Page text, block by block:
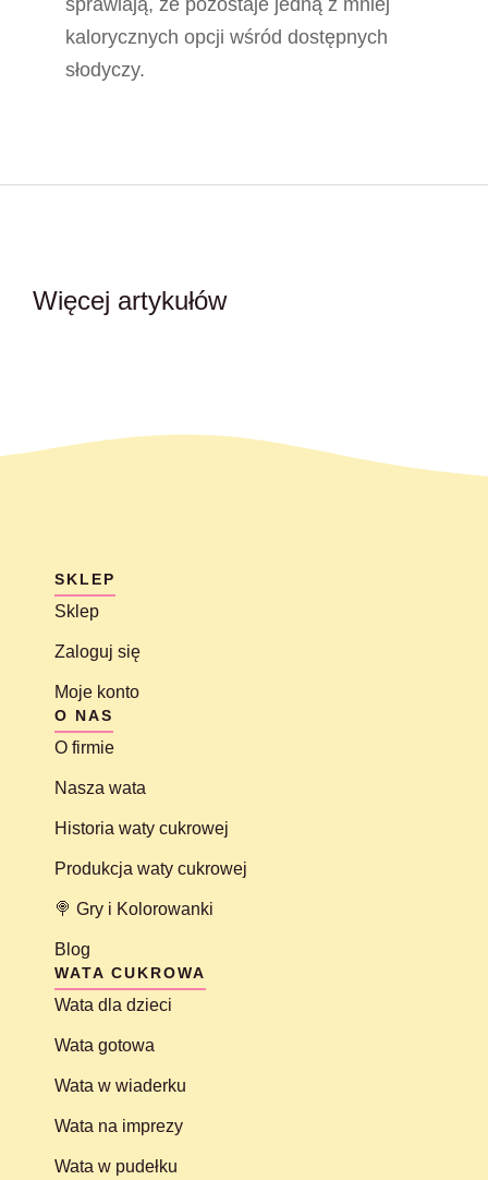
sprawiają, że pozostaje jedną z mniej
kalorycznych opcji wśród dostępnych
słodyczy.
Więcej artykułów
SKLEP
Sklep
Zaloguj się
Moje konto
O NAS
O firmie
Nasza wata
Historia waty cukrowej
Produkcja waty cukrowej
🍭 Gry i Kolorowanki
Blog
WATA CUKROWA
Wata dla dzieci
Wata gotowa
Wata w wiaderku
Wata na imprezy
Wata w pudełku